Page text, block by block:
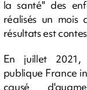
la santé" des
réalisés un mois
résultats est
En juillet 2021,
publique France
causé